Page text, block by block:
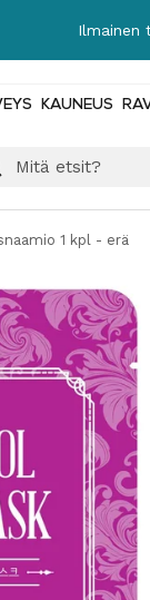
Ilmainen
KAUNEUS
1 kpl - erä